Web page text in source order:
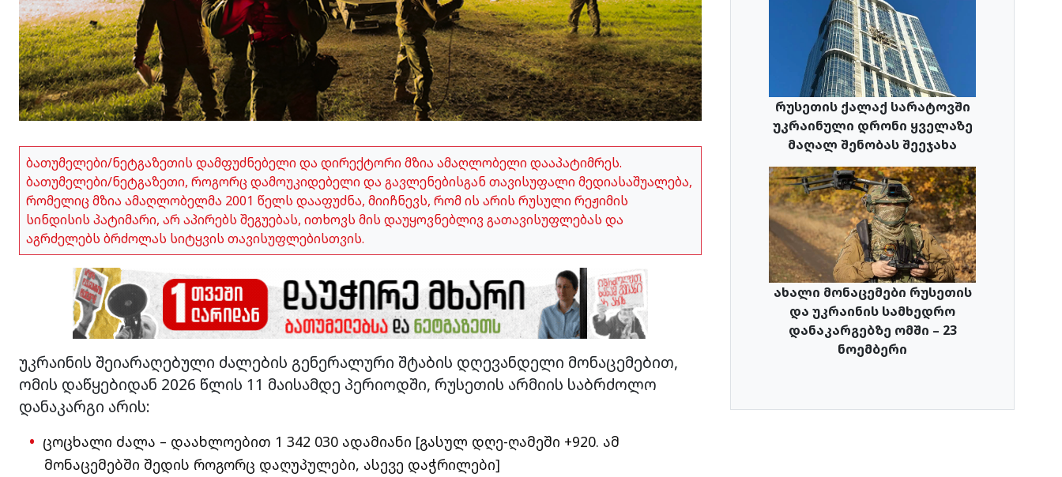
ბათუმელები/ნეტგაზეთის დამფუძნებელი და დირექტორი მზია ამაღლობელი დააპატიმრეს.
ბათუმელები/ნეტგაზეთი, როგორც დამოუკიდებელი და გავლენებისგან თავისუფალი მედიასაშუალება,
რომელიც მზია ამაღლობელმა 2001 წელს დააფუძნა, მიიჩნევს, რომ ის არის რუსული რეჟიმის
სინდისის პატიმარი, არ აპირებს შეგუებას, ითხოვს მის დაუყოვნებლივ გათავისუფლებას და
აგრძელებს ბრძოლას სიტყვის თავისუფლებისთვის.
უკრაინის შეიარაღებული ძალების გენერალური შტაბის დღევანდელი მონაცემებით,
ომის დაწყებიდან 2026 წლის 11 მაისამდე პერიოდში, რუსეთის არმიის საბრძოლო
დანაკარგი არის:
ცოცხალი ძალა – დაახლოებით 1 342 030 ადამიანი [გასულ დღე-ღამეში +920. ამ
მონაცემებში შედის როგორც დაღუპულები, ასევე დაჭრილები]
რუსეთის ქალაქ სარატოვში
უკრაინული დრონი ყველაზე
მაღალ შენობას შეეჯახა
ახალი მონაცემები რუსეთის
და უკრაინის სამხედრო
დანაკარგებზე ომში – 23
ნოემბერი